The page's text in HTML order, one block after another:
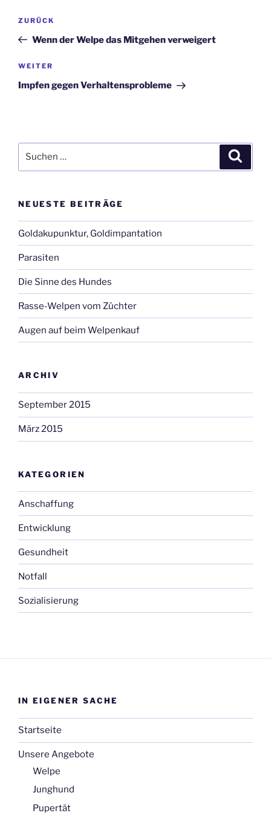
Beitragsnavigation
Vorheriger
Beitrag
ZURÜCK
Wenn der Welpe das Mitgehen verweigert
Nächster
Beitrag
WEITER
Impfen gegen Verhaltensprobleme
nach:
NEUESTE BEITRÄGE
Goldakupunktur, Goldimpantation
Parasiten
Die Sinne des Hundes
Rasse-Welpen vom Züchter
Augen auf beim Welpenkauf
ARCHIV
September 2015
März 2015
KATEGORIEN
Anschaffung
Entwicklung
Gesundheit
Notfall
Sozialisierung
IN EIGENER SACHE
Startseite
Unsere Angebote
Welpe
Junghund
Pupertät